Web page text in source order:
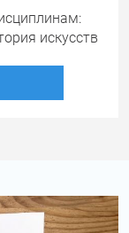
искусств